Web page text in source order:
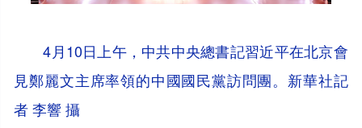
4月10日上午，中共中央總書記習近平在北京會
見鄭麗文主席率領的中國國民黨訪問團。新華社記
者 李響 攝